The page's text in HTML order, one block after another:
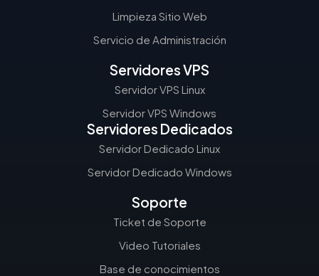
Limpieza Sitio Web
Servicio de Administración
Servidores VPS
Servidor VPS Linux
Servidor VPS Windows
Servidores Dedicados
Servidor Dedicado Linux
Servidor Dedicado Windows
Soporte
Ticket de Soporte
Video Tutoriales
Base de conocimientos